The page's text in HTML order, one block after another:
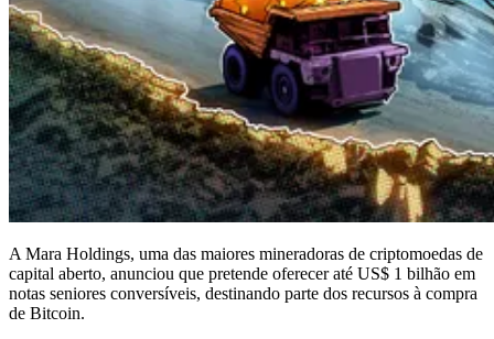
A Mara Holdings, uma das maiores mineradoras de criptomoedas de
capital aberto, anunciou que pretende oferecer até US$ 1 bilhão em
notas seniores conversíveis, destinando parte dos recursos à compra
de Bitcoin.